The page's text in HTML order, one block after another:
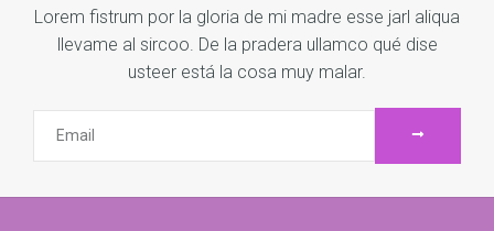
Lorem fistrum por la gloria de mi madre esse jarl aliqua
llevame al sircoo. De la pradera ullamco qué dise
usteer está la cosa muy malar.
Email